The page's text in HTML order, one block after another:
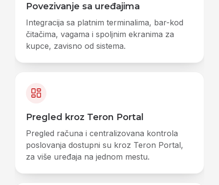
Povezivanje sa uređajima
Integracija sa platnim terminalima, bar-kod
čitačima, vagama i spoljnim ekranima za
kupce, zavisno od sistema.
Pregled kroz Teron Portal
Pregled računa i centralizovana kontrola
poslovanja dostupni su kroz Teron Portal,
za više uređaja na jednom mestu.